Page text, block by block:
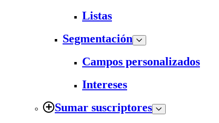
Listas
Segmentación
Campos personalizados
Intereses
Sumar suscriptores